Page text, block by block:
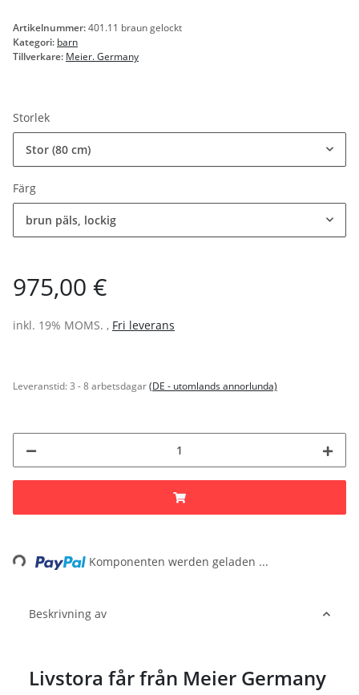
Artikelnummer:401.11 braun gelockt
Kategori: barn
Tillverkare: Meier. Germany
Storlek
Stor (80 cm)
Färg
brun päls, lockig
975,00 €
inkl. 19% MOMS. , Fri leverans
Leveranstid:3 - 8 arbetsdagar(DE - utomlands annorlunda)
Loading... Komponenten werden geladen ...
Beskrivning av
Livstora får från Meier Germany